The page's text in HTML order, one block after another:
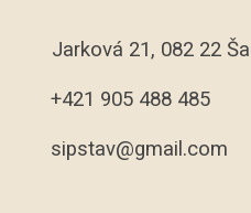
Jarková 21, 082 22
+421 905 488 485
sipstav@gmail.com